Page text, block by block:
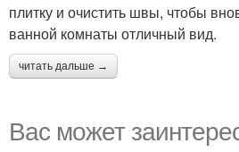
плитку и очистить швы, чтобы
ванной комнаты отличный вид.
читать дальше →
Вас может